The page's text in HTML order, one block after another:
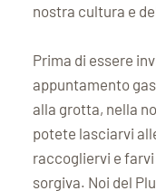
nostra cultura e
Prima di essere
appuntamento
alla grotta, nella
potete lasciarvi
raccogliervi e
sorgiva. Noi del